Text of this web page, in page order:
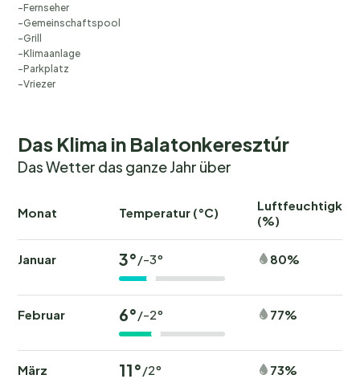
Fernseher
Gemeinschaftspool
Grill
Klimaanlage
Parkplatz
Vriezer
Das Klima in Balatonkeresztúr
Das Wetter das ganze Jahr über
Monat Temperatur (°C)
Luftfeuchtigkeit
(%)
Januar 3°/-3° 80%
Februar 6°/-2° 77%
März 11°/2° 73%